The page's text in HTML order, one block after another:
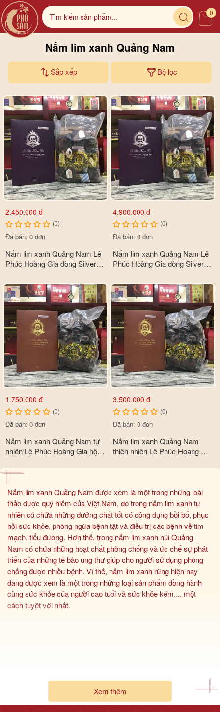
0
Nấm lim xanh Quảng Nam
Sắp xếp Bộ lọc
2.450.000 đ
(0)
Đã bán: 0 đơn
Nấm lim xanh Quảng Nam Lê
Phúc Hoàng Gia dòng Silver
4.900.000 đ
(0)
Đã bán: 0 đơn
Nấm lim xanh Quảng Nam Lê
Phúc Hoàng Gia dòng Silver
1.750.000 đ
(0)
Đã bán: 0 đơn
Nấm lim xanh Quảng Nam tự
nhiên Lê Phúc Hoàng Gia hộp
3.500.000 đ
(0)
Đã bán: 0 đơn
Nấm lim xanh Quảng Nam
thiên nhiên Lê Phúc Hoàng Gia
Nấm lim xanh Quảng Nam được xem là một trong những loài
thảo dược quý hiếm của Việt Nam, do trong nấm lim xanh tự
nhiên có chứa những dưỡng chất tốt có công dụng bồi bổ, phục
hồi sức khỏe, phòng ngừa bệnh tật và điều trị các bệnh về tim
mạch, tiểu đường. Hơn thế, trong nấm lim xanh núi Quảng
Nam có chứa những hoạt chất phòng chống và ức chế sự phát
triển của những tế bào ung thư giúp cho người sử dụng phòng
chống được nhiều bệnh. Vì thế, nấm lim xanh rừng hiện nay
đang được xem là một trong những loại sản phẩm đồng hành
cùng sức khỏe của người cao tuổi và sức khỏe kém,... một
cách tuyệt vời nhất.
Xem thêm